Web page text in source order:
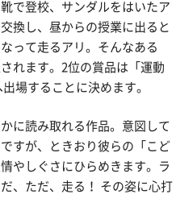
で登校、サンダルをはいたア
換し、昼からの授業に出ると
って走るアリ。そんなある
れます。2位の賞品は「運動
場することに決めます。
に読み取れる作品。意図して
すが、ときおり彼らの「こど
やしぐさにひらめきます。ラ
、ただ、走る！ その姿に心打